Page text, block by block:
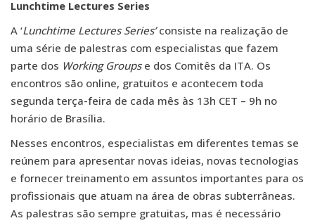
Lunchtime Lectures Series
A ‘Lunchtime Lectures Series’consiste na realização de
uma série de palestras com especialistas que fazem
parte dos Working Groupse dos Comitês da ITA. Os
encontros são online, gratuitos e acontecem toda
segunda terça-feira de cada mês às 13h CET – 9h no
horário de Brasília.
Nesses encontros, especialistas em diferentes temas se
reúnem para apresentar novas ideias, novas tecnologias
e fornecer treinamento em assuntos importantes para os
profissionais que atuam na área de obras subterrâneas.
As palestras são sempre gratuitas, mas é necessário